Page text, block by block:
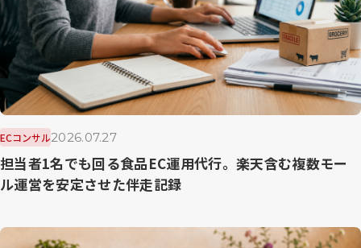
ECコンサル2026.07.27
担当者1名でも回る食品EC運用代行。楽天含む複数モー
ル運営を安定させた伴走記録